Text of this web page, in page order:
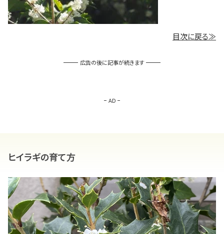
目次に戻る≫
広告の後に記事が続きます
AD
ヒイラギの育て方